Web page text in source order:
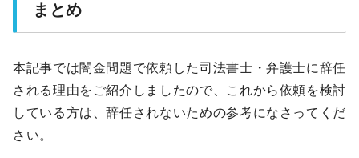
まとめ
本記事では闇金問題で依頼した司法書士・弁護士に辞任
される理由をご紹介しましたので、これから依頼を検討
している方は、辞任されないための参考になさってくだ
さい。